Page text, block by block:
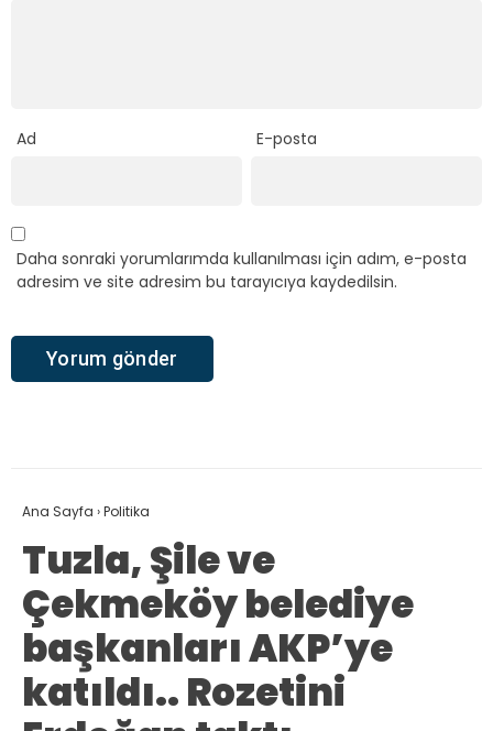
Ad E-posta
Daha sonraki yorumlarımda kullanılması için adım, e-posta
adresim ve site adresim bu tarayıcıya kaydedilsin.
Ana Sayfa ›Politika
Tuzla, Şile ve
Çekmeköy belediye
başkanları AKP’ye
katıldı.. Rozetini